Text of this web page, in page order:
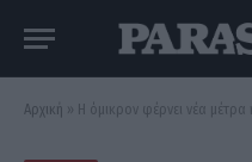
Αρχική » H όμικρον φέρνει νέα μέτρα και στη